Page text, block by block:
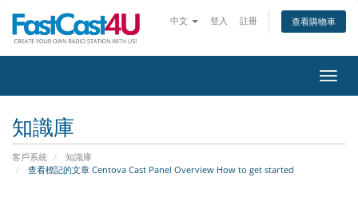
中文 登入 註冊 查看購物車
切換
知識庫
客戶系統
知識庫
查看標記的文章 Centova Cast Panel Overview How to get started